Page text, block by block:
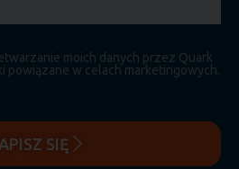
moich danych przez Quark
powiązane w celach marketingowych.
SIĘ